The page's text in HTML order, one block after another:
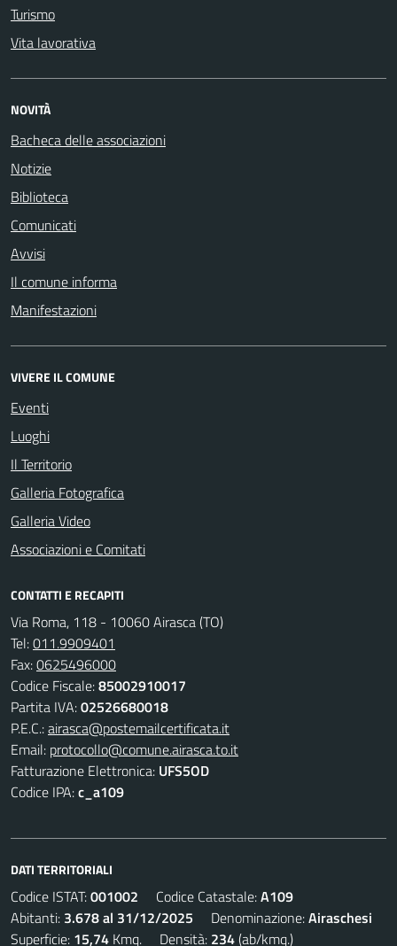
Turismo
Vita lavorativa
NOVITÀ
Bacheca delle associazioni
Notizie
Biblioteca
Comunicati
Avvisi
Il comune informa
Manifestazioni
VIVERE IL COMUNE
Eventi
Luoghi
Il Territorio
Galleria Fotografica
Galleria Video
Associazioni e Comitati
CONTATTI E RECAPITI
Via Roma, 118 - 10060 Airasca (TO)
Tel:011.9909401
Fax:0625496000
Codice Fiscale:85002910017
Partita IVA:02526680018
P.E.C.:airasca@postemailcertificata.it
Email: protocollo@comune.airasca.to.it
Fatturazione Elettronica: UFS5OD
Codice IPA:c_a109
DATI TERRITORIALI
Codice ISTAT:001002 Codice Catastale:A109
Abitanti: 3.678 al 31/12/2025 Denominazione:Airaschesi
Superficie: 15,74 Kmq. Densità: 234(ab/kmq.)